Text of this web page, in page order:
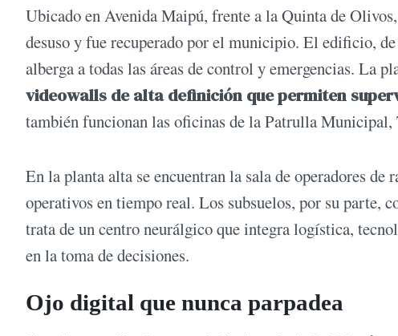
Ubicado en Avenida Maipú, frente a la Quinta de
desuso y fue recuperado por el municipio. El edificio,
alberga a todas las áreas de control y emergencias. La
videowalls de alta definición que permiten
también funcionan las oficinas de la Patrulla
En la planta alta se encuentran la sala de operadores
operativos en tiempo real. Los subsuelos, por su parte,
trata de un centro neurálgico que integra logística,
en la toma de decisiones.
Ojo digital que nunca parpadea